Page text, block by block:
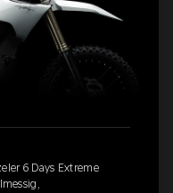
6 Days Extreme